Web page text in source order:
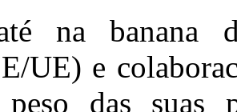
na banana
UE) e
das suas